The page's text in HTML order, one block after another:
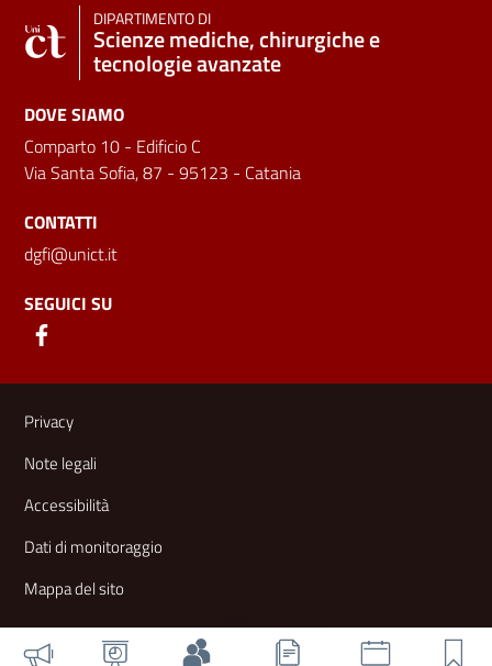
DIPARTIMENTO DI
Scienze mediche, chirurgiche e
tecnologie avanzate
DOVE SIAMO
Comparto 10 - Edificio C
Via Santa Sofia, 87 - 95123 - Catania
CONTATTI
dgfi@unict.it
SEGUICI SU
Link e informazioni utili
Privacy
Note legali
Accessibilità
Dati di monitoraggio
Mappa del sito